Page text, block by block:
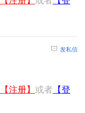
发私信
【注册】 或者 【登